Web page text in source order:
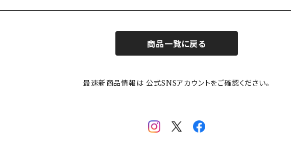
商品一覧に戻る
最速新商品情報は 公式SNSアカウントをご確認ください。